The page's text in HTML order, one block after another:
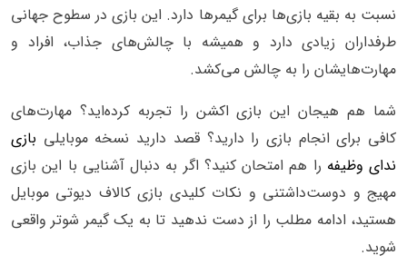
نسبت به بقیه بازی‌ها برای گیمرها دارد. این بازی در سطوح جهانی
طرفداران زیادی دارد و همیشه با چالش‌های جذاب، افراد و
مهارت‌هایشان را به چالش می‌کشد.
شما هم هیجان این بازی اکشن را تجربه کرده‌اید؟ مهارت‌های
کافی برای انجام بازی را دارید؟ قصد دارید نسخه موبایلی بازی
ندای وظیفه را هم امتحان کنید؟ اگر به دنبال آشنایی با این بازی
مهیج و دوست‌داشتنی و نکات کلیدی بازی کالاف دیوتی موبایل
هستید، ادامه مطلب را از دست ندهید تا به یک گیمر شوتر واقعی
شوید.